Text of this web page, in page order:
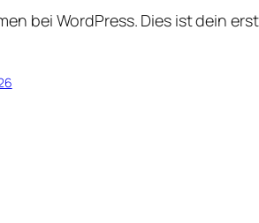
bei WordPress. Dies ist dein